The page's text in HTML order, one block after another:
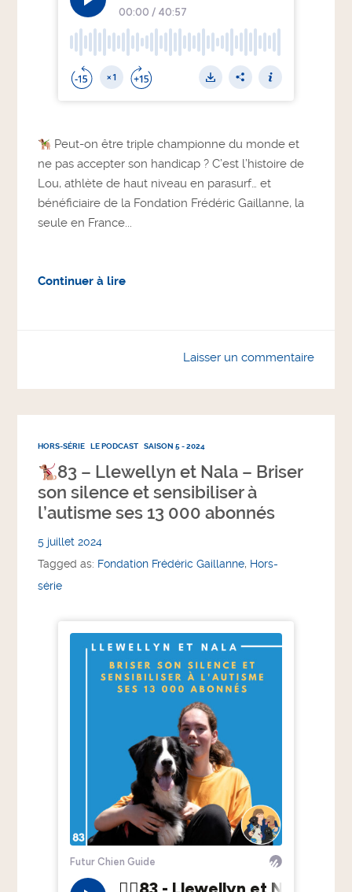
Peut-on être triple championne du monde et
ne pas accepter son handicap ? C’est l’histoire de
Lou, athlète de haut niveau en parasurf… et
bénéficiaire de la Fondation Frédéric Gaillanne, la
seule en France...
Continuer à lire
Laisser un commentaire
HORS-SÉRIE LE PODCAST SAISON 5 - 2024
83 – Llewellyn et Nala – Briser
son silence et sensibiliser à
l’autisme ses 13 000 abonnés
5 juillet 2024
Tagged as: Fondation Frédéric Gaillanne, Hors-
série